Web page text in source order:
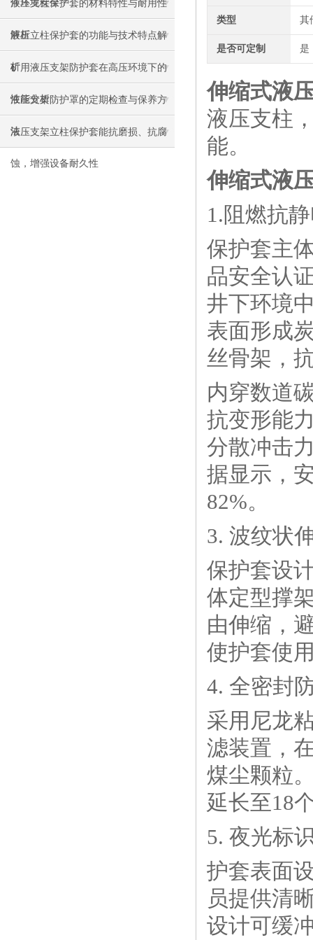
作环境安全？
液压支柱保护套的材料特性与耐用性
解析
液压立柱保护套的功能与技术特点解
析
矿用液压支架防护套在高压环境下的
性能分析
液压支架防护罩的定期检查与保养方
法
液压支架立柱保护套能抗磨损、抗腐
蚀，增强设备耐久性
类型 其
是否可定制 是
伸缩式液
液压支柱
能。
伸缩式液
1.阻燃抗
保护套主
品安全认
井下环境
表面形成
丝骨架，
内穿数道
抗变形能
分散冲击
据显示，
82%。
3. 波纹状
保护套设
体定型撑
由伸缩，
使护套使
4. 全密封
采用尼龙
滤装置，
煤尘颗粒
延长至18
5. 夜光标
护套表面
员提供清
设计可缓